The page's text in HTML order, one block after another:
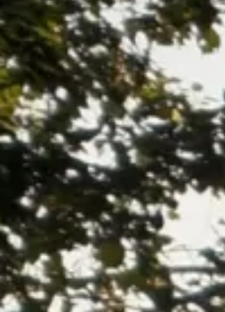
facebook instagram